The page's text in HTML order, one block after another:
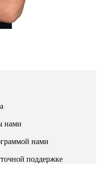
нами
нами
поддержке